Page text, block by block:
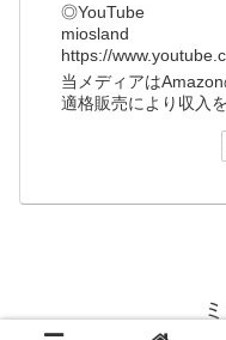
◎YouTube
miosland
https://
当メディアは
適格販売により収入